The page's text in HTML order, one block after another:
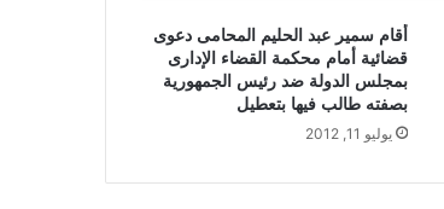
أقام سمير عبد الحليم المحامى دعوى
قضائية أمام محكمة القضاء الإدارى
بمجلس الدولة ضد رئيس الجمهورية
بصفته طالب فيها بتعطيل
يوليو 11, 2012